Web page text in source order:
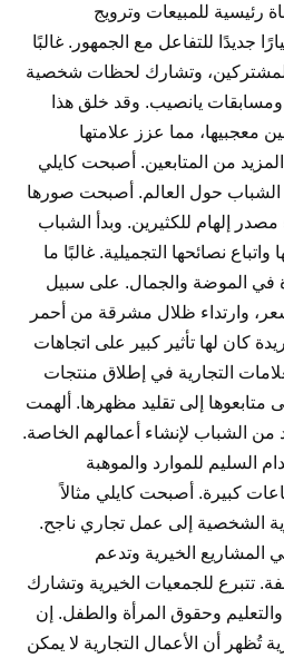
للمبيعات وترويج
جديدًا للتفاعل مع الجمهور. غالبًا
وتشارك لحظات شخصية
يانصيب. وقد خلق هذا
معجبيها، مما عزز علامتها
من المتابعين. أصبحت كايلي
الشباب حول العالم. أصبحت صورها
مصدر إلهام للكثيرين. وبدأ الشباب
واتباع نصائحها التجميلية. غالبًا ما
في الموضة والجمال. على سبيل
وارتداء ظلال مشرقة من أحمر
كان لها تأثير كبير على اتجاهات
التجارية في إطلاق منتجات
إلى تقليد مظهرها. ألهمت
من الشباب لإنشاء أعمالهم الخاصة.
السليم للموارد والموهبة
كبيرة. أصبحت كايلي مثالاً
الشخصية إلى عمل تجاري ناجح.
المشاريع الخيرية وتدعم
تتبرع للجمعيات الخيرية وتشارك
وحقوق المرأة والطفل. إن
تُظهر أن الأعمال التجارية لا يمكن